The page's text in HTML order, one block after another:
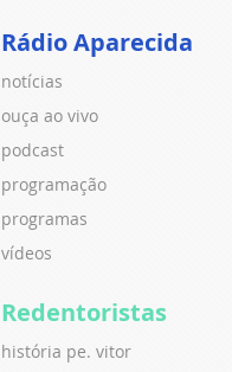
Rádio Aparecida
notícias
ouça ao vivo
podcast
programação
programas
vídeos
Redentoristas
história pe. vitor